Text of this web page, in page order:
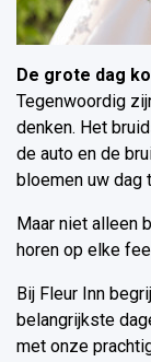
De grote dag
Tegenwoordig
denken. Het
de auto en de
bloemen uw dag
Maar niet alleen
horen op elke
Bij Fleur Inn
belangrijkste
met onze